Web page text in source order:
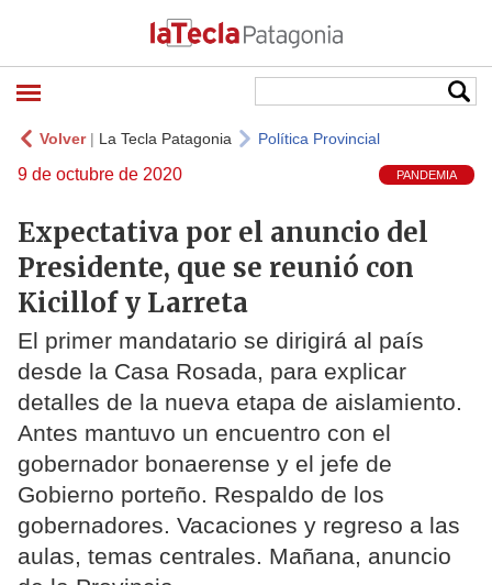
Volver| La Tecla Patagonia Política Provincial
9 de octubre de 2020 PANDEMIA
Expectativa por el anuncio del
Presidente, que se reunió con
Kicillof y Larreta
El primer mandatario se dirigirá al país
desde la Casa Rosada, para explicar
detalles de la nueva etapa de aislamiento.
Antes mantuvo un encuentro con el
gobernador bonaerense y el jefe de
Gobierno porteño. Respaldo de los
gobernadores. Vacaciones y regreso a las
aulas, temas centrales. Mañana, anuncio